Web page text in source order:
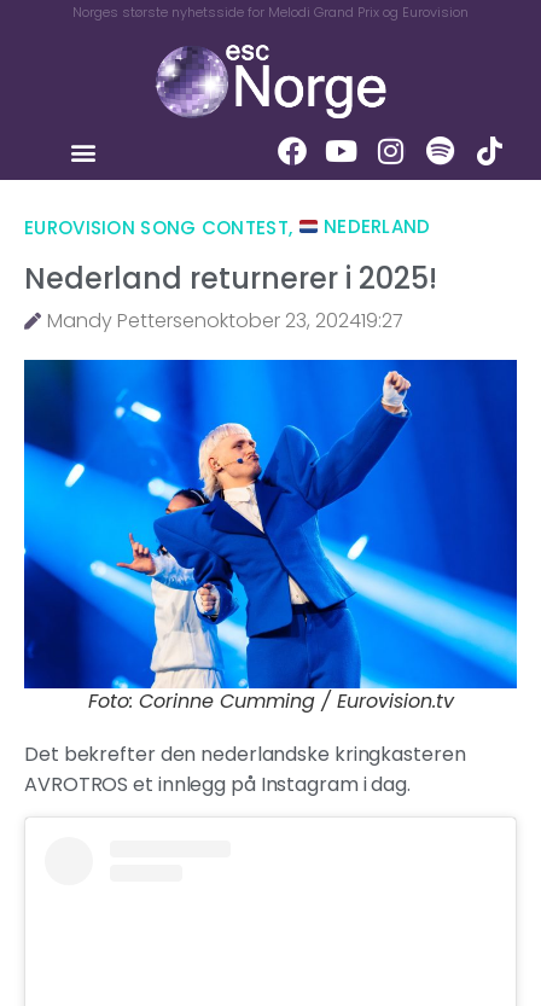
Norges største nyhetsside for Melodi Grand Prix og Eurovision
EUROVISION SONG CONTEST, NEDERLAND
Nederland returnerer i 2025!
Mandy Pettersenoktober 23, 202419:27
Foto: Corinne Cumming / Eurovision.tv
Det bekrefter den nederlandske kringkasteren
AVROTROS et innlegg på Instagram i dag.